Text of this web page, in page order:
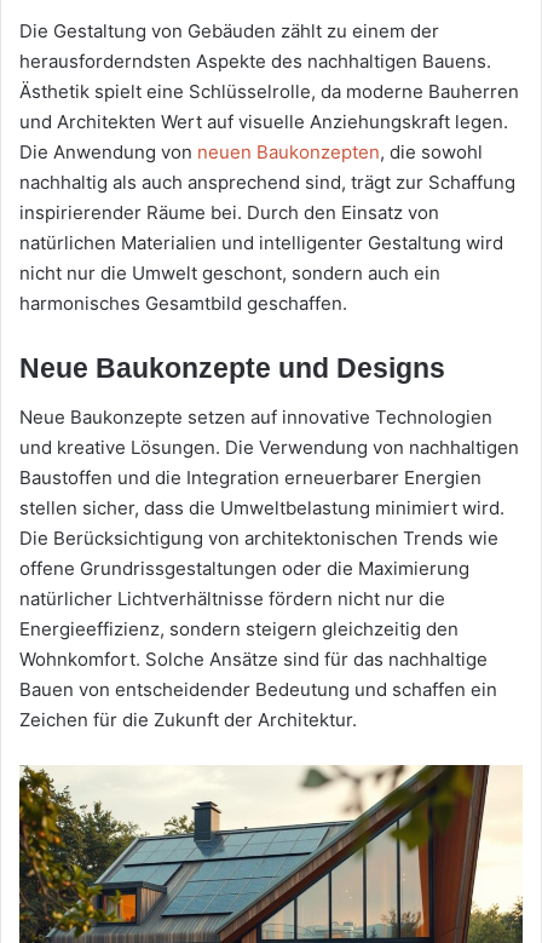
Die Gestaltung von Gebäuden zählt zu einem der
herausforderndsten Aspekte des nachhaltigen Bauens.
Ästhetik spielt eine Schlüsselrolle, da moderne Bauherren
und Architekten Wert auf visuelle Anziehungskraft legen.
Die Anwendung von neuen Baukonzepten, die sowohl
nachhaltig als auch ansprechend sind, trägt zur Schaffung
inspirierender Räume bei. Durch den Einsatz von
natürlichen Materialien und intelligenter Gestaltung wird
nicht nur die Umwelt geschont, sondern auch ein
harmonisches Gesamtbild geschaffen.
Neue Baukonzepte und Designs
Neue Baukonzepte setzen auf innovative Technologien
und kreative Lösungen. Die Verwendung von nachhaltigen
Baustoffen und die Integration erneuerbarer Energien
stellen sicher, dass die Umweltbelastung minimiert wird.
Die Berücksichtigung von architektonischen Trends wie
offene Grundrissgestaltungen oder die Maximierung
natürlicher Lichtverhältnisse fördern nicht nur die
Energieeffizienz, sondern steigern gleichzeitig den
Wohnkomfort. Solche Ansätze sind für das nachhaltige
Bauen von entscheidender Bedeutung und schaffen ein
Zeichen für die Zukunft der Architektur.